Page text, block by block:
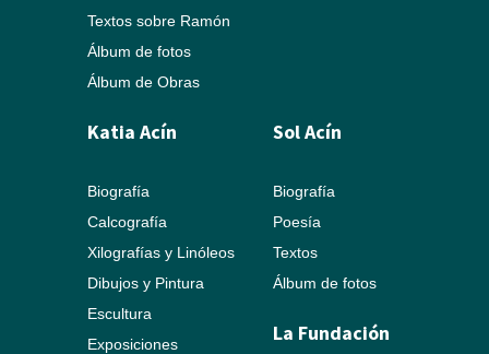
Textos sobre Ramón
Álbum de fotos
Álbum de Obras
Katia Acín
Biografía
Calcografía
Xilografías y Linóleos
Dibujos y Pintura
Escultura
Exposiciones
Sol Acín
Biografía
Poesía
Textos
Álbum de fotos
La Fundación